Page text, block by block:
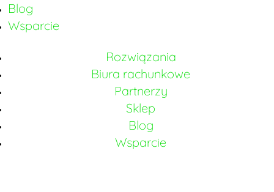
Blog
Wsparcie
Rozwiązania
Biura rachunkowe
Partnerzy
Sklep
Blog
Wsparcie